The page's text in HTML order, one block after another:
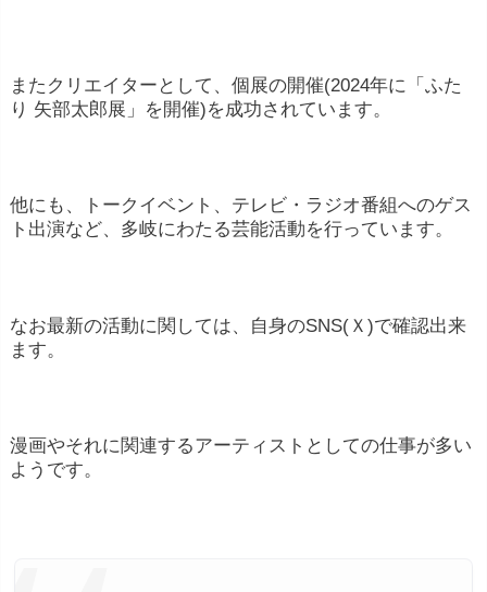
またクリエイターとして、個展の開催(2024年に「ふた
り 矢部太郎展」を開催)を成功されています。
他にも、トークイベント、テレビ・ラジオ番組へのゲス
ト出演など、多岐にわたる芸能活動を行っています。
なお最新の活動に関しては、自身のSNS(Ｘ)で確認出来
ます。
漫画やそれに関連するアーティストとしての仕事が多い
ようです。